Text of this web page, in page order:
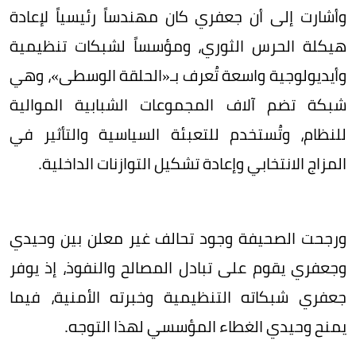
وأشارت إلى أن جعفري كان مهندساً رئيسياً لإعادة
هيكلة الحرس الثوري، ومؤسساً لشبكات تنظيمية
وأيديولوجية واسعة تُعرف بـ«الحلقة الوسطى»، وهي
شبكة تضم آلاف المجموعات الشبابية الموالية
للنظام، وتُستخدم للتعبئة السياسية والتأثير في
المزاج الانتخابي وإعادة تشكيل التوازنات الداخلية.
ورجحت الصحيفة وجود تحالف غير معلن بين وحيدي
وجعفري يقوم على تبادل المصالح والنفوذ، إذ يوفر
جعفري شبكاته التنظيمية وخبرته الأمنية، فيما
يمنح وحيدي الغطاء المؤسسي لهذا التوجه.